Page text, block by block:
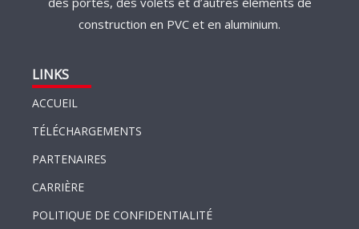
LINKS
ACCUEIL
TÉLÉCHARGEMENTS
PARTENAIRES
CARRIÈRE
POLITIQUE DE CONFIDENTIALITÉ
construction en PVC et en aluminium.